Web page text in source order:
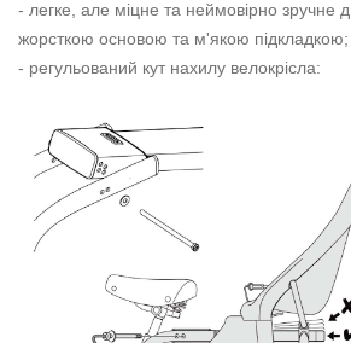
- легке, але міцне та неймовірно зручне
жорсткою основою та м'якою підкладкою;
- регульований кут нахилу велокрісла: